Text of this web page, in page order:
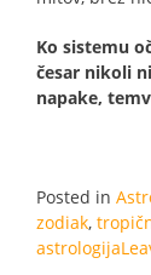
Ko sistemu
česar nikoli
napake,
Posted in
zodiak,
astrologija